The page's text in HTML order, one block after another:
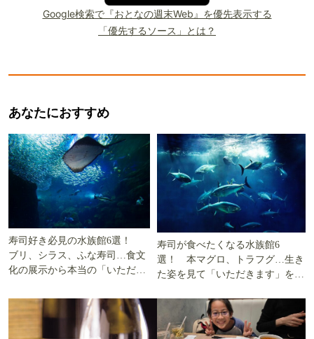
Google検索で『おとなの週末Web』を優先表示する
「優先するソース」とは？
あなたにおすすめ
寿司好き必見の水族館6選！
ブリ、シラス、ふな寿司…食文
化の展示から本当の「いただき
寿司が食べたくなる水族館6
選！ 本マグロ、トラフグ…生き
た姿を見て「いただきます」を考